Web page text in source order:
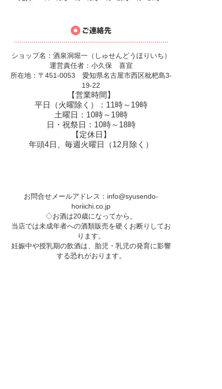
ショップ名：酒泉洞堀一（しゅせんどうほりいち）
運営責任者：小久保 喜宣
所在地：〒451-0053 愛知県名古屋市西区枇杷島3-
19-22
【営業時間】
平日（火曜除く）：11時～19時
土曜日：10時～19時
日・祝祭日：10時～18時
【定休日】
年頭4日、毎週火曜日（12月除く）
お問合せメールアドレス： info@syusendo-
horiichi.co.jp
◇お酒は20歳になってから。
当店では未成年者への酒類販売を硬くお断りしてお
ります。
妊娠中や授乳期の飲酒は、胎児・乳児の発育に影響
する恐れがおります。